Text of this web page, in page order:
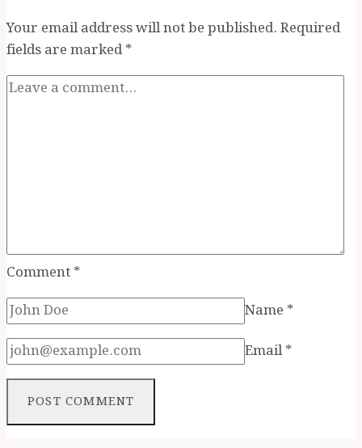
মত
পেয়ে
বসেছে
আমাকে
Your email address will not be published.Required
fields are marked*
Comment*
Name *
Email*